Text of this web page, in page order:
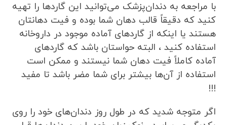
با مراجعه به دندان‌پزشک می‌توانید این گاردها را تهیه
کنید که دقیقاً قالب دهان شما بوده و فیت دهانتان
هستند یا اینکه از گاردهای آماده موجود در داروخانه
استفاده کنید ، البته حواستان باشد که گاردهای
آماده کاملاً فیت دهان شما نیستند و ممکن است
استفاده از آن‌ها بیشتر برای شما مضر باشد تا مفید
!!!
اگر متوجه شدید که در طول روز دندان‌های خود را روی